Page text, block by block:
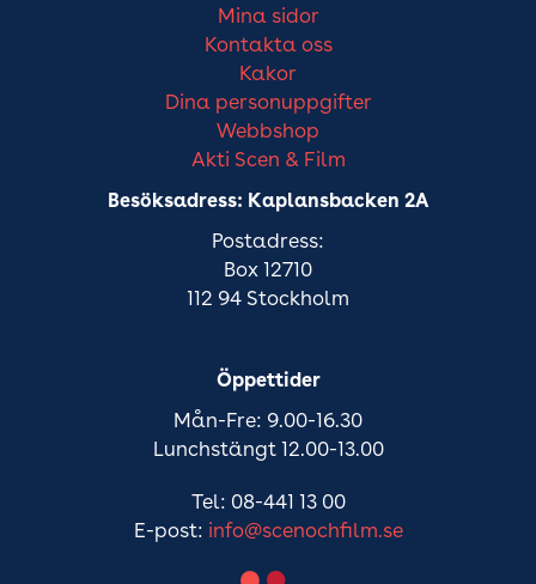
Mina sidor
Kontakta oss
Kakor
Dina personuppgifter
Webbshop
Akti Scen & Film
Besöksadress: Kaplansbacken 2A
Postadress:
Box 12710
112 94 Stockholm
Öppettider
Mån-Fre: 9.00-16.30
Lunchstängt 12.00-13.00
Tel: 08-441 13 00
E-post: info@scenochfilm.se